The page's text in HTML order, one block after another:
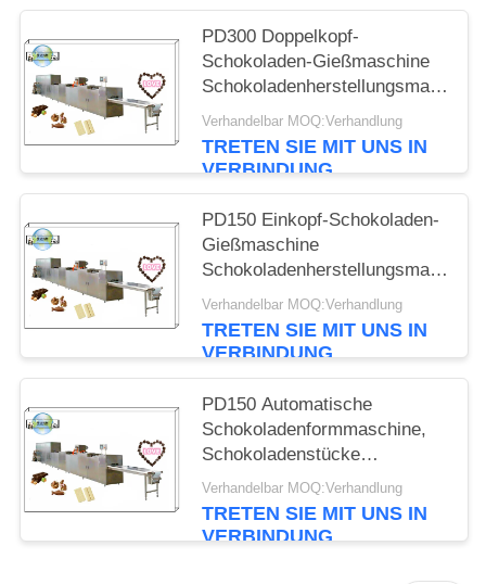
PD300 Doppelkopf-
Schokoladen-Gießmaschine
Schokoladenablagermaschine
Verhandelbar MOQ:Verhandlung
TRETEN SIE MIT UNS IN
VERBINDUNG
PD150 Einkopf-Schokoladen-
Gießmaschine
Schokoladenablagermaschine
Verhandelbar MOQ:Verhandlung
TRETEN SIE MIT UNS IN
VERBINDUNG
PD150 Automatische
Schokoladenformmaschine,
Schokoladenstücke
Ablagerungslinie,
Schokoladengussmaschine
Ausrüstung
Verhandelbar MOQ:Verhandlung
TRETEN SIE MIT UNS IN
VERBINDUNG